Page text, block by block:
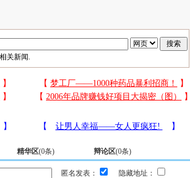
关新闻.
精华区(0条) 辩论区(0条)
匿名发表： 隐藏地址：